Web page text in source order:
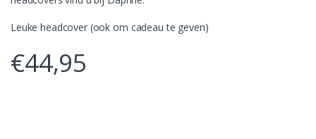
Leuke headcover (ook om cadeau te geven)
€44,95